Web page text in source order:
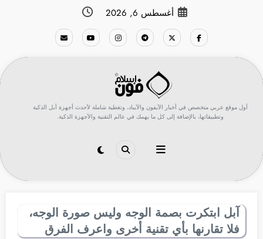
أغسطس 6, 2026
أول موقع عربي متخصص في أخبار الآيفون والآيباد، وتغطية شاملة لأحدث أجهزة أبل الذكية
وتطبيقاتها، بالإضافة إلى كل ما يهمك في عالم التقنية والأجهزة الذكية.
آبل ابتكرت بصمة الوجه وليس صورة الوجه،
فلا تقارنها بأي تقنية أخرى واعرف الفرق